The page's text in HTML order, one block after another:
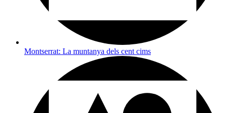
Montserrat: La muntanya dels cent cims